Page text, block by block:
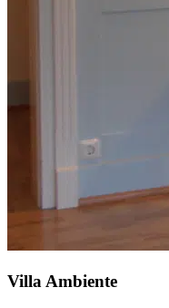
Villa Ambiente